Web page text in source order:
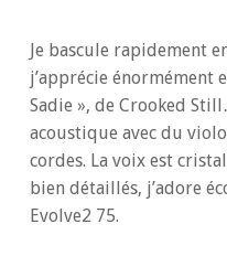
Je bascule rapidement
j’apprécie
Sadie », de Crooked
acoustique avec du
cordes. La voix est
bien détaillés, j’adore
Evolve2 75.